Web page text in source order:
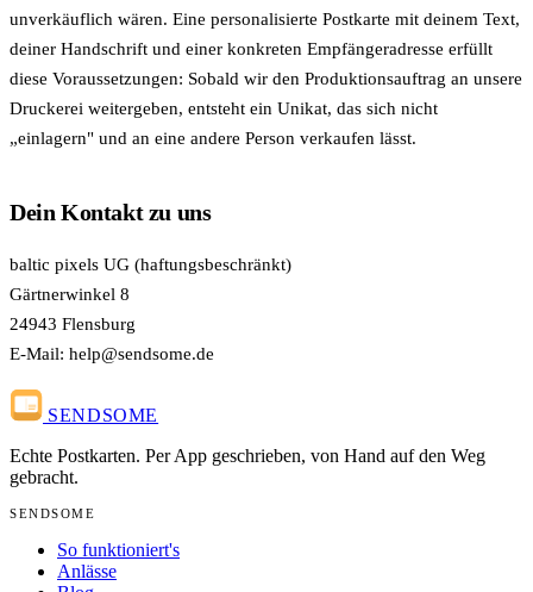
unverkäuflich wären. Eine personalisierte Postkarte mit deinem Text,
deiner Handschrift und einer konkreten Empfängeradresse erfüllt
diese Voraussetzungen: Sobald wir den Produktionsauftrag an unsere
Druckerei weitergeben, entsteht ein Unikat, das sich nicht
„einlagern" und an eine andere Person verkaufen lässt.
Dein Kontakt zu uns
baltic pixels UG (haftungsbeschränkt)
Gärtnerwinkel 8
24943 Flensburg
E-Mail: help@sendsome.de
SENDSOME
Echte Postkarten. Per App geschrieben, von Hand auf den Weg
gebracht.
SENDSOME
So funktioniert's
Anlässe